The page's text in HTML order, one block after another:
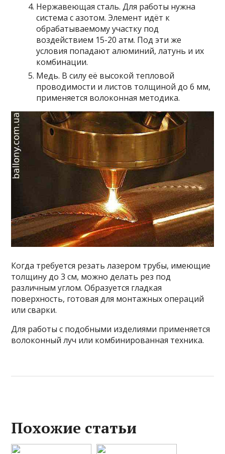
Нержавеющая сталь. Для работы нужна
система с азотом. Элемент идёт к
обрабатываемому участку под
воздействием 15-20 атм. Под эти же
условия попадают алюминий, латунь и их
комбинации.
Медь. В силу её высокой тепловой
проводимости и листов толщиной до 6 мм,
применяется волоконная методика.
Когда требуется резать лазером трубы, имеющие
толщину до 3 см, можно делать рез под
различным углом. Образуется гладкая
поверхность, готовая для монтажных операций
или сварки.
Для работы с подобными изделиями применяется
волоконный луч или комбинированная техника.
Похожие статьи